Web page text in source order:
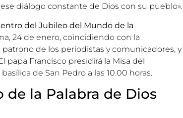
diálogo constante de Dios con su pueblo».
del Jubileo del Mundo de la
24 de enero, coincidiendo con la
patrono de los periodistas y comunicadores, y
papa Francisco presidirá la Misa del
de San Pedro a las 10.00 horas.
de la Palabra de Dios